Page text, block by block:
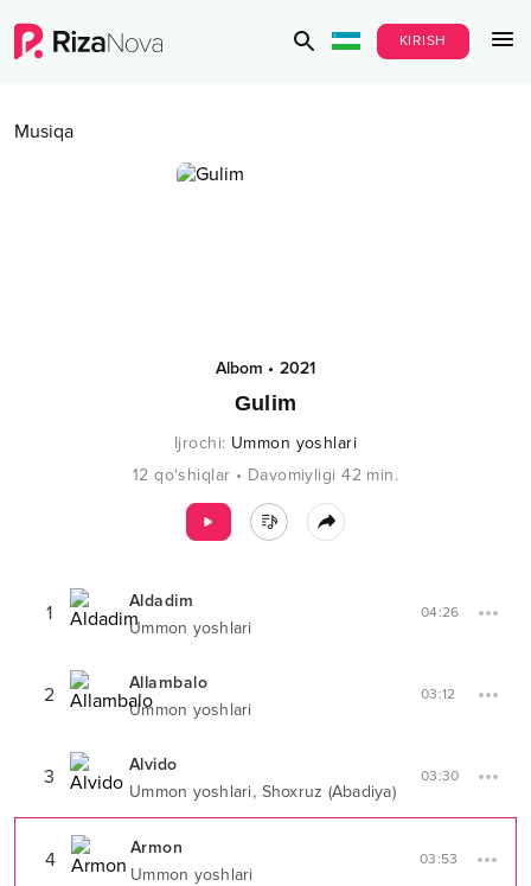
KIRISH
Musiqa
Albom • 2021
Gulim
Ijrochi: Ummon yoshlari
12 qo‘shiqlar • Davomiyligi 42 min.
1
Aldadim
Ummon yoshlari
04:26
2
Allambalo
Ummon yoshlari
03:12
3
Alvido
Ummon yoshlari, Shoxruz (Abadiya)
03:30
4
Armon
Ummon yoshlari
03:53